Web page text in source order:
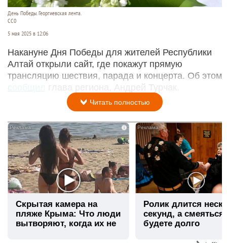
День Победы. Георгиевская лента.
CC0
5 мая 2025 в 12:06
Накануне Дня Победы для жителей Республики
Алтай открыли сайт, где покажут прямую
трансляцию шествия, парада и концерта. Об этом
сообщил
глава региона, Андрей Турчак.
Читать полностью
i
Скрытая камера на
пляже Крыма: Что люди
вытворяют, когда их не
Ролик длится
секунд, а
будете долго